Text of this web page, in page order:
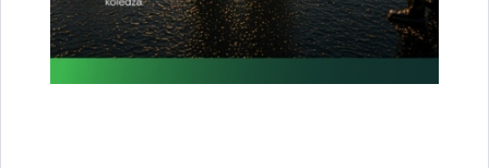
Statistikas sīkdatnes (nepieciešamas, lai
uzlabotu vietnes darbību un
pakalpojumus)